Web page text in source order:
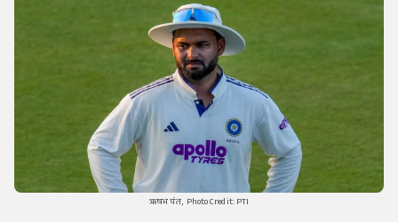
ऋषभ पंत, Photo Credit: PTI